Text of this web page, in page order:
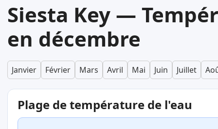
Siesta Key —
en décembre
Janvier Février Mars Avril Mai Juin Juillet
Plage de température de l'eau